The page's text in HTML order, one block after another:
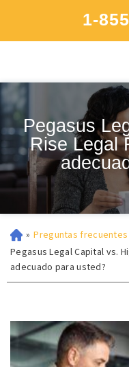
1-
Pegasus
Rise Legal
» Preguntas frecuentes
Pegasus Legal Capital vs.
adecuado para usted?